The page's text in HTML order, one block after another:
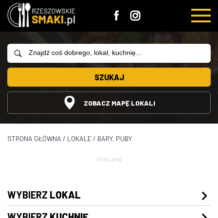
SZUKAJ
ZOBACZ MAPĘ LOKALI
STRONA GŁÓWNA / LOKALE / BARY, PUBY
REKLAMA
WYBIERZ LOKAL